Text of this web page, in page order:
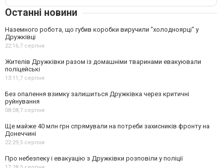
Останні новини
Наземного робота, що губив коробки виручили "холодноярці" у
Дружківці
22:16,7 серпня
Жителів Дружківки разом із домашніми тваринами евакуювали
поліцейські
13:11,7 серпня
Без опалення взимку залишиться Дружківка через критичні
руйнування
08:08,7 серпня
Ще майже 40 млн грн спрямували на потреби захисників фронту на
Донеччині
22:29,5 серпня
Про небезпеку і евакуацію з Дружківки розповіли у поліції